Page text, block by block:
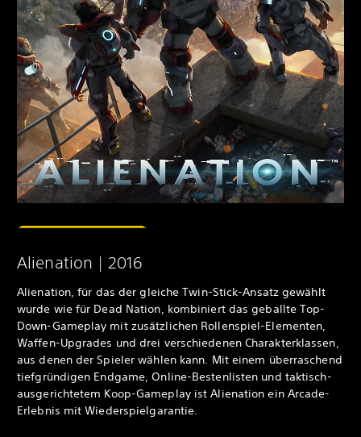
Alienation | 2016
Alienation, für das der gleiche Twin-Stick-Ansatz gewählt
wurde wie für Dead Nation, kombiniert das geballte Top-
Down-Gameplay mit zusätzlichen Rollenspiel-Elementen,
Waffen-Upgrades und drei verschiedenen Charakterklassen,
aus denen der Spieler wählen kann. Mit einem überraschend
tiefgründigen Endgame, Online-Bestenlisten und taktisch-
ausgerichtetem Koop-Gameplay ist Alienation ein Arcade-
Erlebnis mit Wiederspielgarantie.